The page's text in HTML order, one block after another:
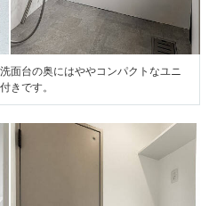
洗面台の奥にはややコンパクトなユニ
きです。